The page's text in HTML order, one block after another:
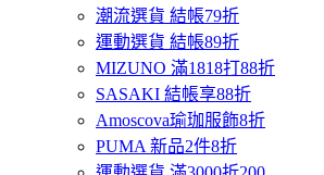
潮流選貨 結帳79折
運動選貨 結帳89折
MIZUNO 滿1818打88折
SASAKI 結帳享88折
Amoscova瑜珈服飾8折
PUMA 新品2件8折